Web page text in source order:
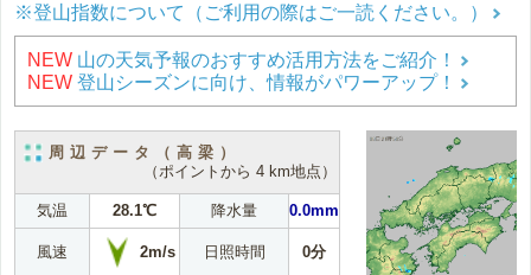
※登山指数について（ご利用の際はご一読ください。）
NEW 山の天気予報のおすすめ活用方法をご紹介！
NEW 登山シーズンに向け、情報がパワーアップ！
周辺データ（高梁）
（ポイントから 4 km地点）
気温 28.1℃ 降水量 0.0mm
風速 2m/s 日照時間 0分